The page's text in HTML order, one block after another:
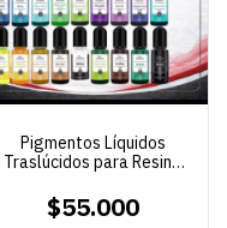
Pigmentos Líquidos
Traslúcidos para Resina
10 ml para Arte y Joyería
$55.000